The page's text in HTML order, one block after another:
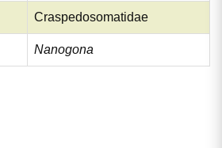
Craspedosomatidae
Nanogona